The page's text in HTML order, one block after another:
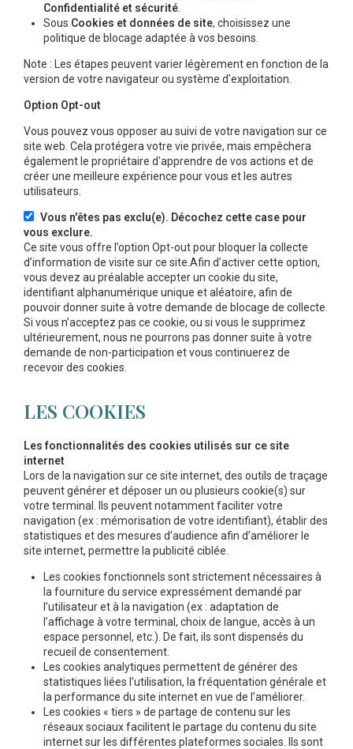
Confidentialité et sécurité
Sous Cookies et données de site, choisissez une
politique de blocage adaptée à vos besoins.
Note : Les étapes peuvent varier légèrement en fonction de la
version de votre navigateur ou système d'exploitation.
Option Opt-out
Vous pouvez vous opposer au suivi de votre navigation sur ce
site web. Cela protégera votre vie privée, mais empêchera
également le propriétaire d'apprendre de vos actions et de
créer une meilleure expérience pour vous et les autres
utilisateurs.
Vous n'êtes pas exclu(e). Décochez cette case pour
vous exclure.
Ce site vous offre l’option Opt-out pour bloquer la collecte
d’information de visite sur ce site.Afin d’activer cette option,
vous devez au préalable accepter un cookie du site,
identifiant alphanumérique unique et aléatoire, afin de
pouvoir donner suite à votre demande de blocage de collecte.
Si vous n’acceptez pas ce cookie, ou si vous le supprimez
ultérieurement, nous ne pourrons pas donner suite à votre
demande de non-participation et vous continuerez de
recevoir des cookies.
LES COOKIES
Les fonctionnalités des cookies utilisés sur ce site
internet
Lors de la navigation sur ce site internet, des outils de traçage
peuvent générer et déposer un ou plusieurs cookie(s) sur
votre terminal. Ils peuvent notamment faciliter votre
navigation (ex : mémorisation de votre identifiant), établir des
statistiques et des mesures d’audience afin d’améliorer le
site internet, permettre la publicité ciblée.
Les cookies fonctionnels sont strictement nécessaires à
la fourniture du service expressément demandé par
l’utilisateur et à la navigation (ex : adaptation de
l’affichage à votre terminal, choix de langue, accès à un
espace personnel, etc.). De fait, ils sont dispensés du
recueil de consentement.
Les cookies analytiques permettent de générer des
statistiques liées l’utilisation, la fréquentation générale et
la performance du site internet en vue de l’améliorer.
Les cookies « tiers » de partage de contenu sur les
réseaux sociaux facilitent le partage du contenu du site
internet sur les différentes plateformes sociales. Ils sont